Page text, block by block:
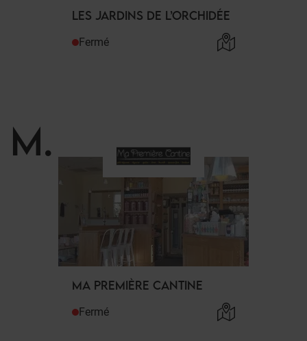
LES JARDINS DE L’ORCHIDÉE
Fermé
M.
MA PREMIÈRE CANTINE
Fermé